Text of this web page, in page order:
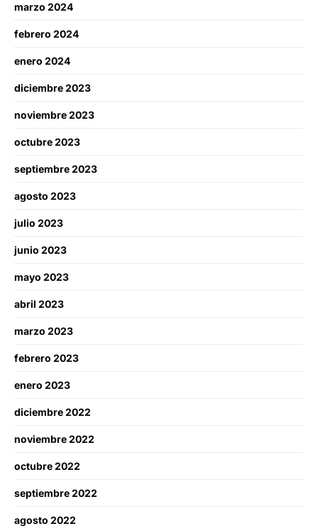
marzo 2024
febrero 2024
enero 2024
diciembre 2023
noviembre 2023
octubre 2023
septiembre 2023
agosto 2023
julio 2023
junio 2023
mayo 2023
abril 2023
marzo 2023
febrero 2023
enero 2023
diciembre 2022
noviembre 2022
octubre 2022
septiembre 2022
agosto 2022